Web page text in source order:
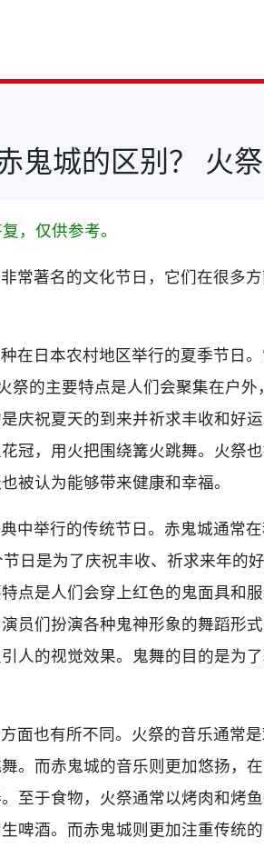
鬼城的区别？ 火
，仅供参考。
常著名的文化节日，它们在很多
在日本农村地区举行的夏季节日
祭的主要特点是人们会聚集在户外
庆祝夏天的到来并祈求丰收和好
冠，用火把围绕篝火跳舞。火祭
被认为能够带来健康和幸福。
中举行的传统节日。赤鬼城通常
日是为了庆祝丰收、祈求来年的
点是人们会穿上红色的鬼面具和
员们扮演各种鬼神形象的舞蹈形
人的视觉效果。鬼舞的目的是为
面也有所不同。火祭的音乐通常
。而赤鬼城的音乐则更加悠扬，
至于食物，火祭通常以烤肉和烤
啤酒。而赤鬼城则更加注重传统